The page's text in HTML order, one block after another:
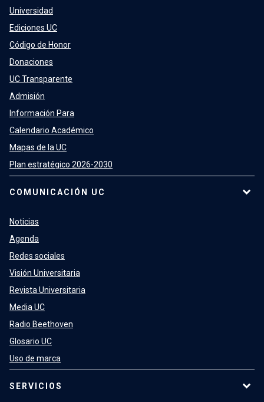
Universidad
Ediciones UC
Código de Honor
Donaciones
UC Transparente
Admisión
Información Para
Calendario Académico
Mapas de la UC
Plan estratégico 2026-2030
COMUNICACIÓN UC
Noticias
Agenda
Redes sociales
Visión Universitaria
Revista Universitaria
Media UC
Radio Beethoven
Glosario UC
Uso de marca
SERVICIOS